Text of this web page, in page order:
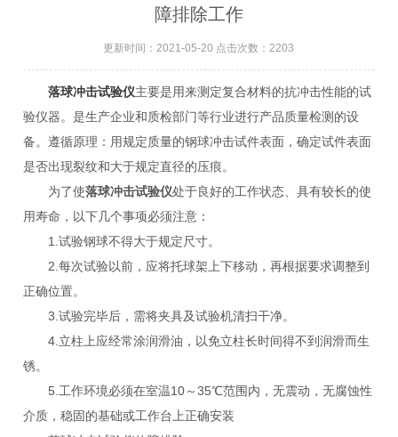
障排除工作
更新时间：2021-05-20 点击次数：2203
落球冲击试验仪主要是用来测定复合材料的抗冲击性能的试
验仪器。是生产企业和质检部门等行业进行产品质量检测的设
备。遵循原理：用规定质量的钢球冲击试件表面，确定试件表面
是否出现裂纹和大于规定直径的压痕。
为了使落球冲击试验仪处于良好的工作状态、具有较长的使
用寿命，以下几个事项必须注意：
1.试验钢球不得大于规定尺寸。
2.每次试验以前，应将托球架上下移动，再根据要求调整到
正确位置。
3.试验完毕后，需将夹具及试验机清扫干净。
4.立柱上应经常涂润滑油，以免立柱长时间得不到润滑而生
锈。
5.工作环境必须在室温10～35℃范围内，无震动，无腐蚀性
介质，稳固的基础或工作台上正确安装